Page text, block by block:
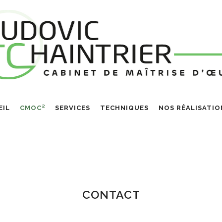
CMOC² SERVICES TECHNIQUES NOS
CONTACT